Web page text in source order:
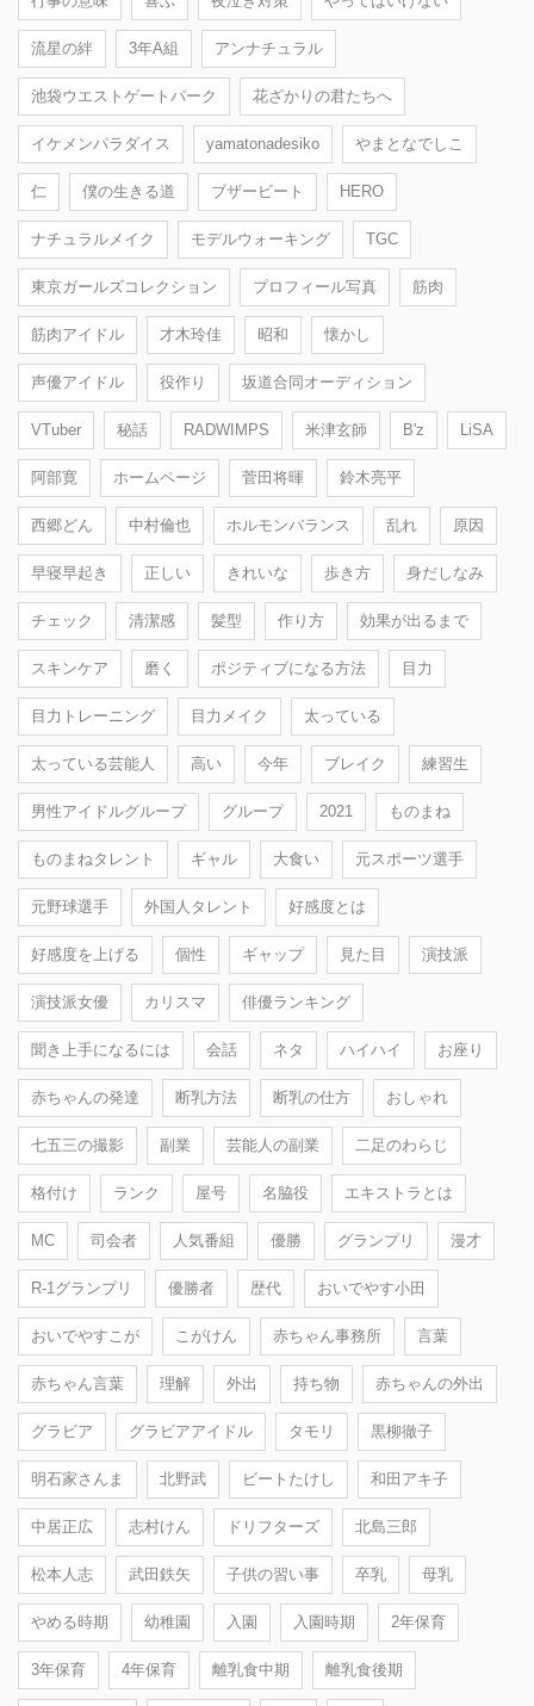
流星の絆 3年A組 アンナチュラル
池袋ウエストゲートパーク 花ざかりの君たちへ
イケメンパラダイス yamatonadesiko やまとなでしこ
仁 僕の生きる道 ブザービート HERO
ナチュラルメイク モデルウォーキング TGC
東京ガールズコレクション プロフィール写真 筋肉
筋肉アイドル 才木玲佳 昭和 懐かし
声優アイドル 役作り 坂道合同オーディション
VTuber 秘話 RADWIMPS 米津玄師 B'z LiSA
阿部寛 ホームページ 菅田将暉 鈴木亮平
西郷どん 中村倫也 ホルモンバランス 乱れ 原因
早寝早起き 正しい きれいな 歩き方 身だしなみ
チェック 清潔感 髪型 作り方 効果が出るまで
スキンケア 磨く ポジティブになる方法 目力
目力トレーニング 目力メイク 太っている
太っている芸能人 高い 今年 ブレイク 練習生
男性アイドルグループ グループ 2021 ものまね
ものまねタレント ギャル 大食い 元スポーツ選手
元野球選手 外国人タレント 好感度とは
好感度を上げる 個性 ギャップ 見た目 演技派
演技派女優 カリスマ 俳優ランキング
聞き上手になるには 会話 ネタ ハイハイ お座り
赤ちゃんの発達 断乳方法 断乳の仕方 おしゃれ
七五三の撮影 副業 芸能人の副業 二足のわらじ
格付け ランク 屋号 名脇役 エキストラとは
MC 司会者 人気番組 優勝 グランプリ 漫才
R-1グランプリ 優勝者 歴代 おいでやす小田
おいでやすこが こがけん 赤ちゃん事務所 言葉
赤ちゃん言葉 理解 外出 持ち物 赤ちゃんの外出
グラビア グラビアアイドル タモリ 黒柳徹子
明石家さんま 北野武 ビートたけし 和田アキ子
中居正広 志村けん ドリフターズ 北島三郎
松本人志 武田鉄矢 子供の習い事 卒乳 母乳
やめる時期 幼稚園 入園 入園時期 2年保育
3年保育 4年保育 離乳食中期 離乳食後期